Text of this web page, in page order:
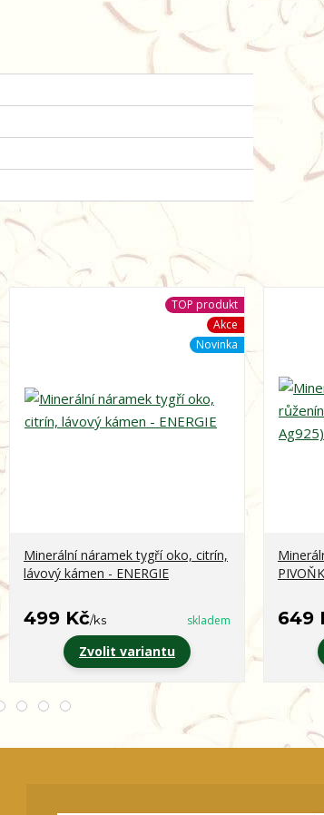
TOP produkt
Akce
Novinka
Minerální náramek tygří oko, citrín,
lávový kámen - ENERGIE
499 Kč/ks skladem
Zvolit variantu
649